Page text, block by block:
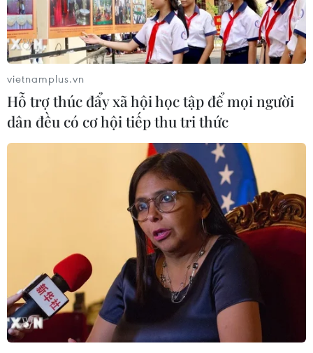
những đột biến "bí ẩn" của virus SARS-CoV-2 trong
nước thải ở New York và đang phối hợp để tìm ra
nguồn gốc của các biến thể vừa tìm thấy.
Người mắc COVID-19 có nguy cơ mắc các
bệnh khác trong vòng 1 năm
vietnamplus.vn
Hỗ trợ thúc đẩy xã hội học tập để mọi người
dân đều có cơ hội tiếp thu tri thức